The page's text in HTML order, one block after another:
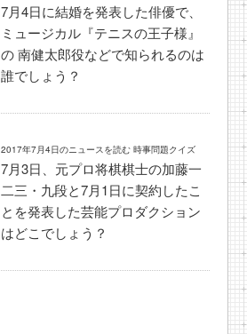
7月4日に結婚を発表した俳優で、
ミュージカル『テニスの王子様』
の 南健太郎役などで知られるのは
誰でしょう？
2017年7月4日のニュースを読む 時事問題クイズ
7月3日、元プロ将棋棋士の加藤一
二三・九段と7月1日に契約したこ
とを発表した芸能プロダクション
はどこでしょう？